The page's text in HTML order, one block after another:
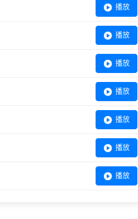
播放
播放
播放
播放
播放
播放
播放